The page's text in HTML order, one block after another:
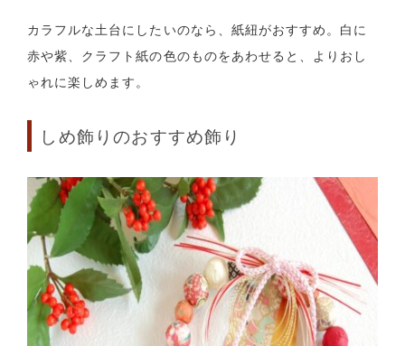
カラフルな土台にしたいのなら、紙紐がおすすめ。白に
赤や紫、クラフト紙の色のものをあわせると、よりおし
ゃれに楽しめます。
しめ飾りのおすすめ飾り